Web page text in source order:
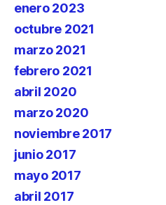
enero 2023
octubre 2021
marzo 2021
febrero 2021
abril 2020
marzo 2020
noviembre 2017
junio 2017
mayo 2017
abril 2017